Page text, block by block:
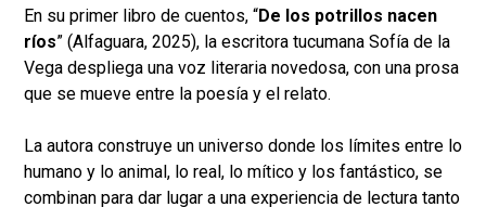
En su primer libro de cuentos, “De los potrillos nacen
ríos” (Alfaguara, 2025), la escritora tucumana Sofía de la
Vega despliega una voz literaria novedosa, con una prosa
que se mueve entre la poesía y el relato.
La autora construye un universo donde los límites entre lo
humano y lo animal, lo real, lo mítico y los fantástico, se
combinan para dar lugar a una experiencia de lectura tanto